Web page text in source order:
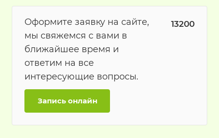
Оформите заявку на сайте,
мы свяжемся с вами в
ближайшее время и
ответим на все
интересующие вопросы.
13200
Запись онлайн